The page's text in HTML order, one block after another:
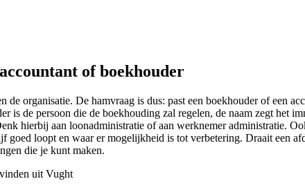
of boekhouder
organisatie. De hamvraag is dus: past een boekhouder of een
is de persoon die de boekhouding zal regelen, de naam zegt het
hierbij aan loonadministratie of aan werknemer administratie.
goed loopt en waar er mogelijkheid is tot verbetering. Draait een
die je kunt maken.
uit Vught